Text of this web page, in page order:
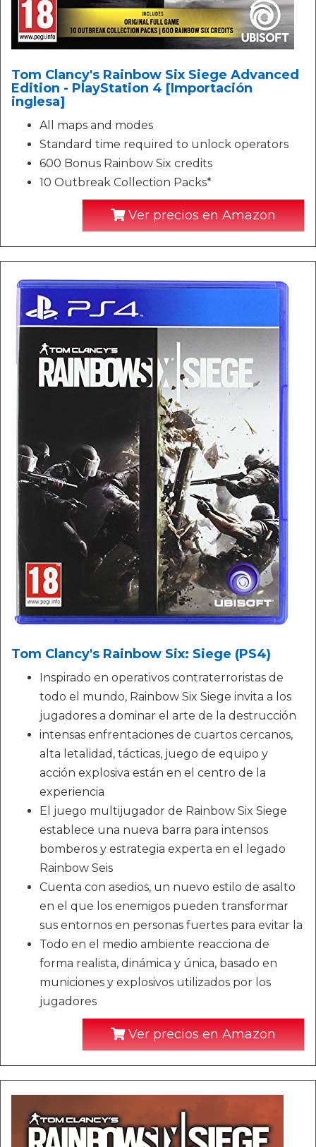
Tom Clancy's Rainbow Six Siege Advanced
Edition - PlayStation 4 [Importación
inglesa]
All maps and modes
Standard time required to unlock operators
600 Bonus Rainbow Six credits
10 Outbreak Collection Packs*
Ver precios en Amazon
Tom Clancy's Rainbow Six: Siege (PS4)
Inspirado en operativos contraterroristas de
todo el mundo, Rainbow Six Siege invita a los
jugadores a dominar el arte de la destrucción
intensas enfrentaciones de cuartos cercanos,
alta letalidad, tácticas, juego de equipo y
acción explosiva están en el centro de la
experiencia
El juego multijugador de Rainbow Six Siege
establece una nueva barra para intensos
bomberos y estrategia experta en el legado
Rainbow Seis
Cuenta con asedios, un nuevo estilo de asalto
en el que los enemigos pueden transformar
sus entornos en personas fuertes para evitar la
Todo en el medio ambiente reacciona de
forma realista, dinámica y única, basado en
municiones y explosivos utilizados por los
jugadores
Ver precios en Amazon